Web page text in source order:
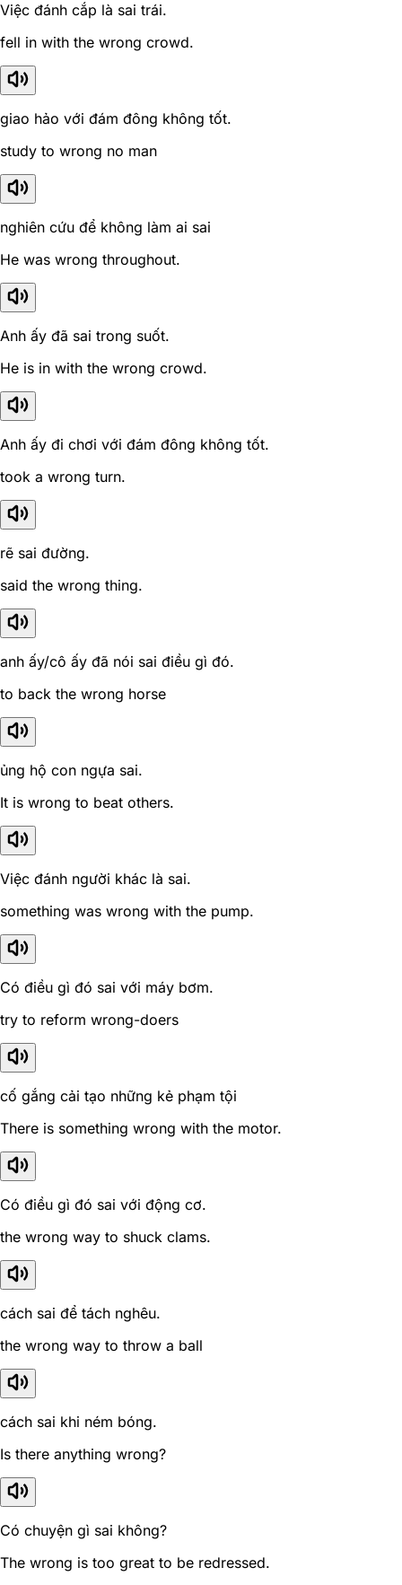
Việc đánh cắp là sai trái.
fell in with the wrong crowd.
giao hảo với đám đông không tốt.
study to wrong no man
nghiên cứu để không làm ai sai
He was wrong throughout.
Anh ấy đã sai trong suốt.
He is in with the wrong crowd.
Anh ấy đi chơi với đám đông không tốt.
took a wrong turn.
rẽ sai đường.
said the wrong thing.
anh ấy/cô ấy đã nói sai điều gì đó.
to back the wrong horse
ủng hộ con ngựa sai.
It is wrong to beat others.
Việc đánh người khác là sai.
something was wrong with the pump.
Có điều gì đó sai với máy bơm.
try to reform wrong-doers
cố gắng cải tạo những kẻ phạm tội
There is something wrong with the motor.
Có điều gì đó sai với động cơ.
the wrong way to shuck clams.
cách sai để tách nghêu.
the wrong way to throw a ball
cách sai khi ném bóng.
Is there anything wrong?
Có chuyện gì sai không?
The wrong is too great to be redressed.